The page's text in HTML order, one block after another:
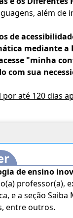
além de
de
mediante a
"minha
com sua
até 120 dias
de ensino
professor(a),
e a seção Saiba
entre outros.